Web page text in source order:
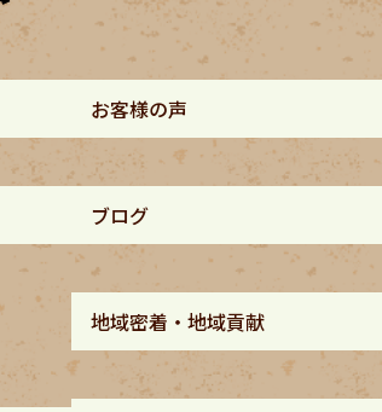
お客様の声
ブログ
地域密着・地域貢献